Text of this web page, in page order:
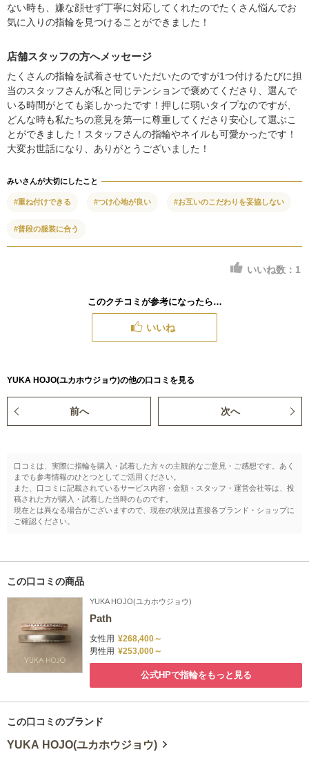
ない時も、嫌な顔せず丁寧に対応してくれたのでたくさん悩んでお
気に入りの指輪を見つけることができました！
店舗スタッフの方へメッセージ
たくさんの指輪を試着させていただいたのですが1つ付けるたびに担
当のスタッフさんが私と同じテンションで褒めてくださり、選んで
いる時間がとても楽しかったです！押しに弱いタイプなのですが、
どんな時も私たちの意見を第一に尊重してくださり安心して選ぶこ
とができました！スタッフさんの指輪やネイルも可愛かったです！
大変お世話になり、ありがとうございました！
みいさんが大切にしたこと
#重ね付けできる #つけ心地が良い #お互いのこだわりを妥協しない
#普段の服装に合う
いいね数： 1
このクチコミが参考になったら…
いいね
YUKA HOJO(ユカホウジョウ)の他の口コミを見る
前へ 次へ
口コミは、実際に指輪を購入・試着した方々の主観的なご意見・ご感想です。あく
までも参考情報のひとつとしてご活用ください。
また、口コミに記載されているサービス内容・金額・スタッフ・運営会社等は、投
稿された方が購入・試着した当時のものです。
現在とは異なる場合がございますので、現在の状況は直接各ブランド・ショップに
ご確認ください。
この口コミの商品
YUKA HOJO(ユカホウジョウ)
Path
女性用 ¥268,400～
男性用 ¥253,000～
公式HPで指輪をもっと見る
この口コミのブランド
YUKA HOJO(ユカホウジョウ)